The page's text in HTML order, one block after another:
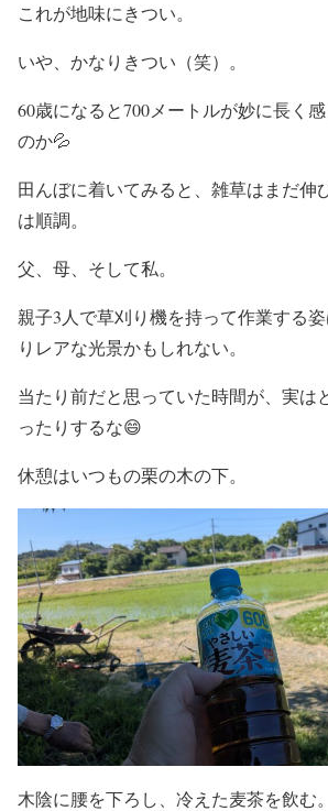
これが地味にきつい。
いや、かなりきつい（笑）。
60歳になると700メートルが妙に長く
のか💦
田んぼに着いてみると、雑草はまだ伸
は順調。
父、母、そして私。
親子3人で草刈り機を持って作業する
りレアな光景かもしれない。
当たり前だと思っていた時間が、実は
ったりするな😄
休憩はいつもの栗の木の下。
木陰に腰を下ろし、冷えた麦茶を飲む。